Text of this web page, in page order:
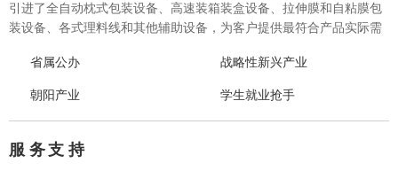
引进了全自动枕式包装设备、高速装箱装盒设备、拉伸膜和自粘膜包
装设备、各式理料线和其他辅助设备，为客户提供最符合产品实际需
发、采购、生产、售后一站式整体服务，广泛应用于方便食品、休闲
食品、冷冻食品、海产品、医药、生鲜果蔬、烘焙等各个行业领域。
省属公办 战略性新兴产业
朝阳产业 学生就业抢手
服 务支 持